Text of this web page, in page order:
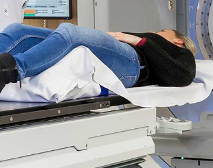
KONTAKT & SERVICE
IM NOTFALL